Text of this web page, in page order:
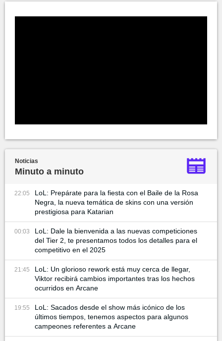
Noticias
Minuto a minuto
22:05
LoL: Prepárate para la fiesta con el Baile de la Rosa
Negra, la nueva temática de skins con una versión
prestigiosa para Katarian
00:03
LoL: Dale la bienvenida a las nuevas competiciones
del Tier 2, te presentamos todos los detalles para el
competitivo en el 2025
21:45
LoL: Un glorioso rework está muy cerca de llegar,
Viktor recibirá cambios importantes tras los hechos
ocurridos en Arcane
19:55
LoL: Sacados desde el show más icónico de los
últimos tiempos, tenemos aspectos para algunos
campeones referentes a Arcane